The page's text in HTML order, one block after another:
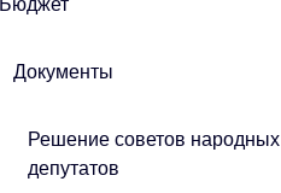
Бюджет
Документы
Решение советов народных
депутатов